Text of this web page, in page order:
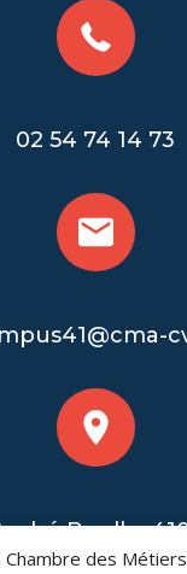
Chambre des
02 54 74 14 73
Boulle,